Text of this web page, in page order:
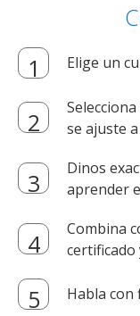
Elige un
se ajuste
Dinos
aprender
Combina
certificado
Habla con